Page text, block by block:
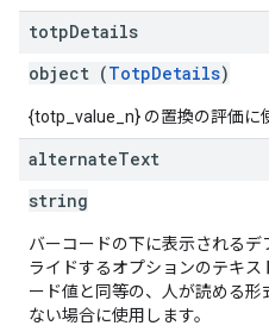
totpDetails
object (TotpDetails)
{totp_value_n} の置換の評価に
alternateText
string
バーコードの下に表示される
ライドするオプションのテキ
ード値と同等の、人が読める
ない場合に使用します。